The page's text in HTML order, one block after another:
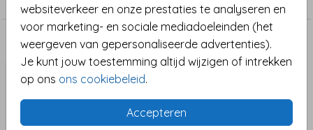
websiteverkeer en onze prestaties te analyseren en
voor marketing- en sociale mediadoeleinden (het
weergeven van gepersonaliseerde advertenties).
Je kunt jouw toestemming altijd wijzigen of intrekken
op ons ons cookiebeleid.
Accepteren
Maak het compleet